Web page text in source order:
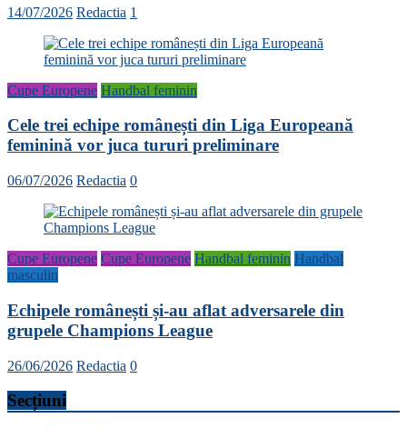
14/07/2026 Redactia 1
Cupe Europene Handbal feminin
Cele trei echipe românești din Liga Europeană
feminină vor juca tururi preliminare
06/07/2026 Redactia 0
Cupe Europene Cupe Europene Handbal feminin Handbal
masculin
Echipele românești și-au aflat adversarele din
grupele Champions League
26/06/2026 Redactia 0
Secțiuni